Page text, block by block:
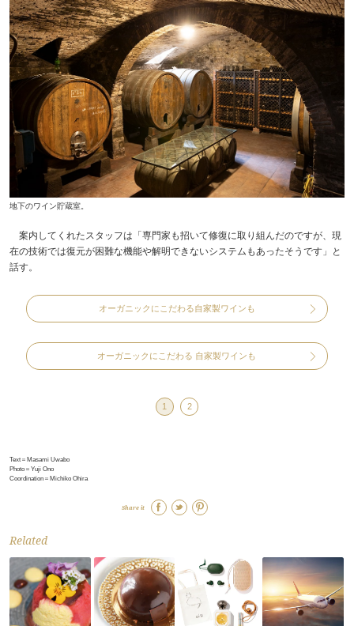
地下のワイン貯蔵室。
案内してくれたスタッフは「専門家も招いて修復に取り組んだのですが、現
在の技術では復元が困難な機能や解明できないシステムもあったそうです」と
話す。
オーガニックにこだわる自家製ワインも
オーガニックにこだわる 自家製ワインも
1 2
Text＝Masami Uwabo
Photo＝Yuji Ono
Coordination＝Michiko Ohira
Share it
Related